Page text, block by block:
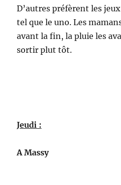
D’autres préfèrent les
tel que le uno. Les
avant la fin, la pluie les
sortir plut tôt.
Jeudi :
A Massy